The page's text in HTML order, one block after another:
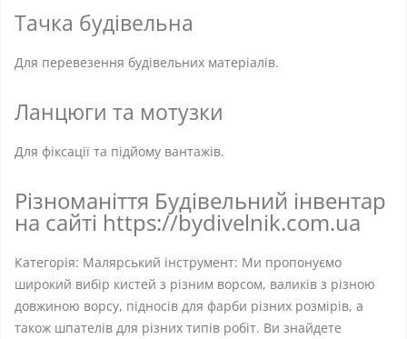
Тачка будівельна
Для перевезення будівельних матеріалів.
Ланцюги та мотузки
Для фіксації та підйому вантажів.
Різноманіття Будівельний інвентар
на сайті https://bydivelnik.com.ua
Категорія: Малярський інструмент: Ми пропонуємо
широкий вибір кистей з різним ворсом, валиків з різною
довжиною ворсу, підносів для фарби різних розмірів, а
також шпателів для різних типів робіт. Ви знайдете